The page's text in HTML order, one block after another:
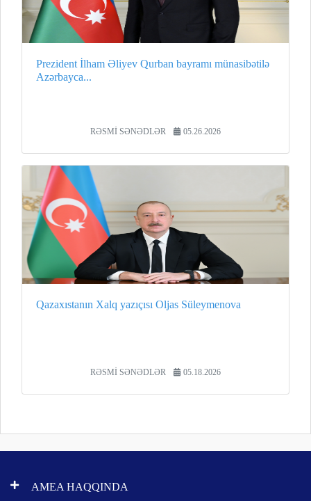
Prezident İlham Əliyev Qurban bayramı münasibətilə
Azərbayca...
RƏSMİ SƏNƏDLƏR 05.26.2026
Qazaxıstanın Xalq yazıçısı Oljas Süleymenova
RƏSMİ SƏNƏDLƏR 05.18.2026
AMEA HAQQINDA